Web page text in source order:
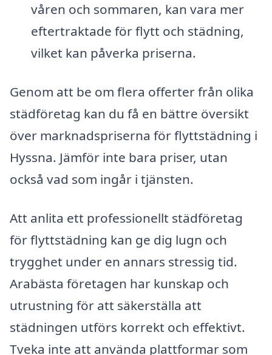
våren och sommaren, kan vara mer
eftertraktade för flytt och städning,
vilket kan påverka priserna.
Genom att be om flera offerter från olika
städföretag kan du få en bättre översikt
över marknadspriserna för flyttstädning i
Hyssna. Jämför inte bara priser, utan
också vad som ingår i tjänsten.
Att anlita ett professionellt städföretag
för flyttstädning kan ge dig lugn och
trygghet under en annars stressig tid.
Arabästa företagen har kunskap och
utrustning för att säkerställa att
städningen utförs korrekt och effektivt.
Tveka inte att använda plattformar som